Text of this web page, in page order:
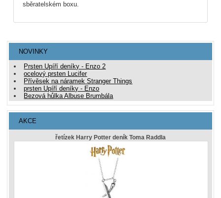
sběratelském boxu.
NOVINKY
Prsten Upíří deníky - Enzo 2
ocelový prsten Lucifer
Přívěsek na náramek Stranger Things
prsten Upíří deníky - Enzo
Bezová hůlka Albuse Brumbála
AKCE
řetízek Harry Potter deník Toma Raddla